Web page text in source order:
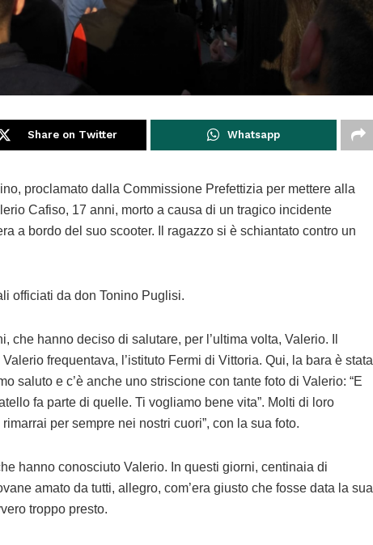
Share on Twitter Whatsapp
proclamato dalla Commissione Prefettizia per mettere alla
Cafiso, 17 anni, morto a causa di un tragico incidente
a bordo del suo scooter. Il ragazzo si è schiantato contro un
officiati da don Tonino Puglisi.
che hanno deciso di salutare, per l’ultima volta, Valerio. Il
frequentava, l’istituto Fermi di Vittoria. Qui, la bara è stata
saluto e c’è anche uno striscione con tante foto di Valerio: “E
fa parte di quelle. Ti vogliamo bene vita”. Molti di loro
per sempre nei nostri cuori”, con la sua foto.
hanno conosciuto Valerio. In questi giorni, centinaia di
amato da tutti, allegro, com’era giusto che fosse data la sua
troppo presto.